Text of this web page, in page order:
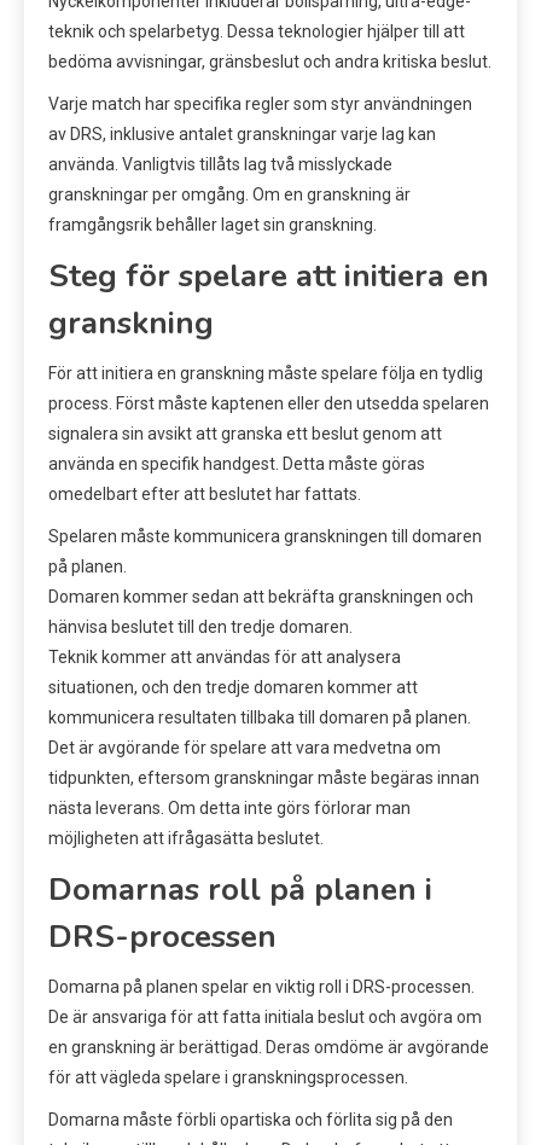
teknik och spelarbetyg. Dessa teknologier hjälper till att
bedöma avvisningar, gränsbeslut och andra kritiska beslut.
Varje match har specifika regler som styr användningen
av DRS, inklusive antalet granskningar varje lag kan
använda. Vanligtvis tillåts lag två misslyckade
granskningar per omgång. Om en granskning är
framgångsrik behåller laget sin granskning.
Steg för spelare att initiera en
granskning
För att initiera en granskning måste spelare följa en tydlig
process. Först måste kaptenen eller den utsedda spelaren
signalera sin avsikt att granska ett beslut genom att
använda en specifik handgest. Detta måste göras
omedelbart efter att beslutet har fattats.
Spelaren måste kommunicera granskningen till domaren
på planen.
Domaren kommer sedan att bekräfta granskningen och
hänvisa beslutet till den tredje domaren.
Teknik kommer att användas för att analysera
situationen, och den tredje domaren kommer att
kommunicera resultaten tillbaka till domaren på planen.
Det är avgörande för spelare att vara medvetna om
tidpunkten, eftersom granskningar måste begäras innan
nästa leverans. Om detta inte görs förlorar man
möjligheten att ifrågasätta beslutet.
Domarnas roll på planen i
DRS-processen
Domarna på planen spelar en viktig roll i DRS-processen.
De är ansvariga för att fatta initiala beslut och avgöra om
en granskning är berättigad. Deras omdöme är avgörande
för att vägleda spelare i granskningsprocessen.
Domarna måste förbli opartiska och förlita sig på den